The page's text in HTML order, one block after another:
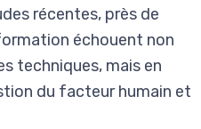
récentes, près de
échouent non
techniques, mais en
du facteur humain et